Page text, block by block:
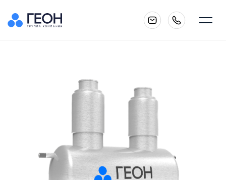
Главная
О компании
Каталог